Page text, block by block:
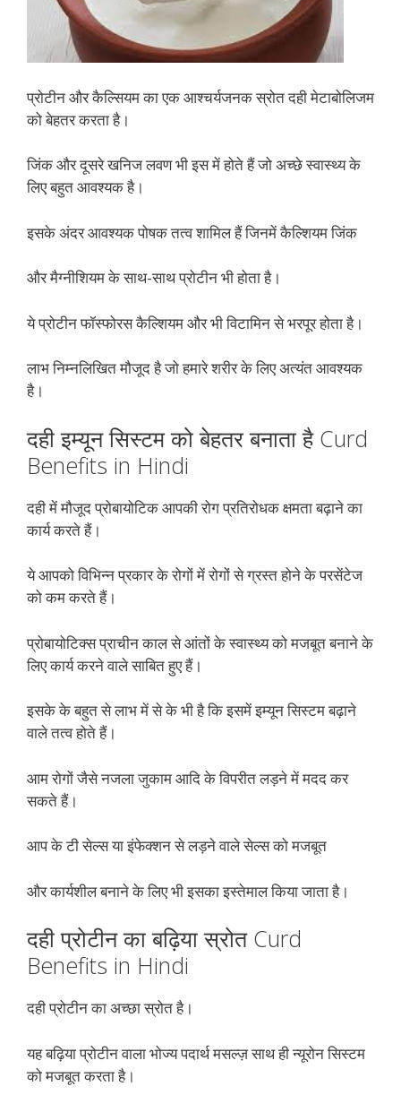
प्रोटीन और कैल्सियम का एक आश्चर्यजनक स्रोत दही मेटाबोलिजम
को बेहतर करता है।
जिंक और दूसरे खनिज लवण भी इस में होते हैं जो अच्छे स्वास्थ्य के
लिए बहुत आवश्यक है।
इसके अंदर आवश्यक पोषक तत्व शामिल हैं जिनमें कैल्शियम जिंक
और मैग्नीशियम के साथ-साथ प्रोटीन भी होता है।
ये प्रोटीन फॉस्फोरस कैल्शियम और भी विटामिन से भरपूर होता है।
लाभ निम्नलिखित मौजूद है जो हमारे शरीर के लिए अत्यंत आवश्यक
है।
दही इम्यून सिस्टम को बेहतर बनाता है Curd
Benefits in Hindi
दही में मौजूद प्रोबायोटिक आपकी रोग प्रतिरोधक क्षमता बढ़ाने का
कार्य करते हैं।
ये आपको विभिन्न प्रकार के रोगों में रोगों से ग्रस्त होने के परसेंटेज
को कम करते हैं।
प्रोबायोटिक्स प्राचीन काल से आंतों के स्वास्थ्य को मजबूत बनाने के
लिए कार्य करने वाले साबित हुए हैं।
इसके के बहुत से लाभ में से के भी है कि इसमें इम्यून सिस्टम बढ़ाने
वाले तत्व होते हैं।
आम रोगों जैसे नजला जुकाम आदि के विपरीत लड़ने में मदद कर
सकते हैं।
आप के टी सेल्स या इंफेक्शन से लड़ने वाले सेल्स को मजबूत
और कार्यशील बनाने के लिए भी इसका इस्तेमाल किया जाता है।
दही प्रोटीन का बढ़िया स्रोत Curd
Benefits in Hindi
दही प्रोटीन का अच्छा स्रोत है।
यह बढ़िया प्रोटीन वाला भोज्य पदार्थ मसल्ज़ साथ ही न्यूरोन सिस्टम
को मजबूत करता है।